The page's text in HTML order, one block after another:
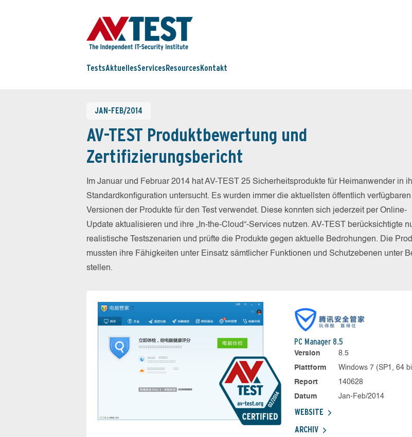
TestsAktuellesServices Resources Kontakt
JAN-FEB/2014
AV-TEST Produktbewertung und
Zertifizierungsbericht
Im Januar und Februar 2014 hat AV-TEST 25 Sicherheitsprodukte für Heimanwender in
Standardkonfiguration untersucht. Es wurden immer die aktuellsten öffentlich verfügbaren
Versionen der Produkte für den Test verwendet. Diese konnten sich jederzeit per Online-
Update aktualisieren und ihre „In-the-Cloud“-Services nutzen. AV-TEST berücksichtigte
realistische Testszenarien und prüfte die Produkte gegen aktuelle Bedrohungen. Die
mussten ihre Fähigkeiten unter Einsatz sämtlicher Funktionen und Schutzebenen unter
stellen.
PC Manager 8.5
Version
8.5
Plattform
Windows 7 (SP1, 64
Report
140628
Datum
Jan-Feb/2014
WEBSITE
ARCHIV